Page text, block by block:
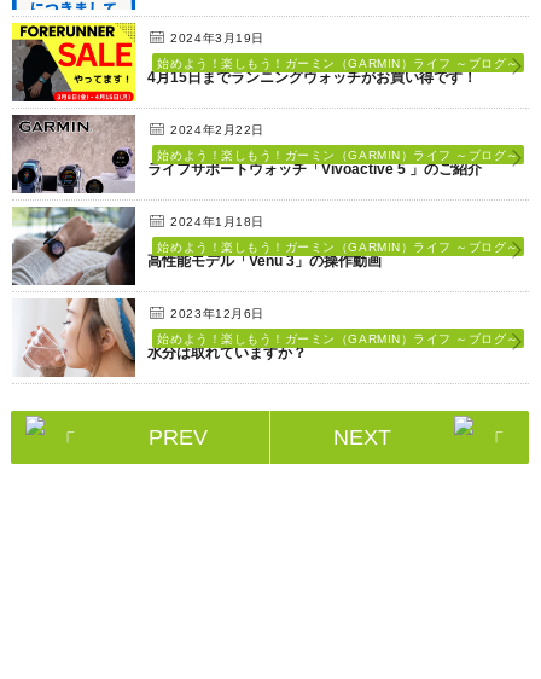
2024年3月19日
始めよう！楽しもう！ガーミン（GARMIN）ライフ ～ブログ～
4月15日までランニングウォッチがお買い得です！
2024年2月22日
始めよう！楽しもう！ガーミン（GARMIN）ライフ ～ブログ～
ライフサポートウォッチ「Vivoactive 5 」のご紹介
2024年1月18日
始めよう！楽しもう！ガーミン（GARMIN）ライフ ～ブログ～
高性能モデル「Venu 3」の操作動画
2023年12月6日
始めよう！楽しもう！ガーミン（GARMIN）ライフ ～ブログ～
水分は取れていますか？
PREV NEXT